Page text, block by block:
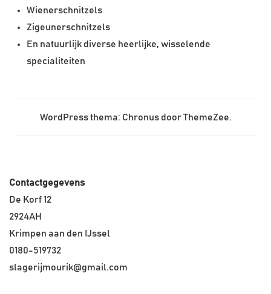
Wienerschnitzels
Zigeunerschnitzels
En natuurlijk diverse heerlijke, wisselende
specialiteiten
WordPress thema: Chronus door ThemeZee.
Contactgegevens
De Korf 12
2924AH
Krimpen aan den IJssel
0180-519732
slagerijmourik@gmail.com